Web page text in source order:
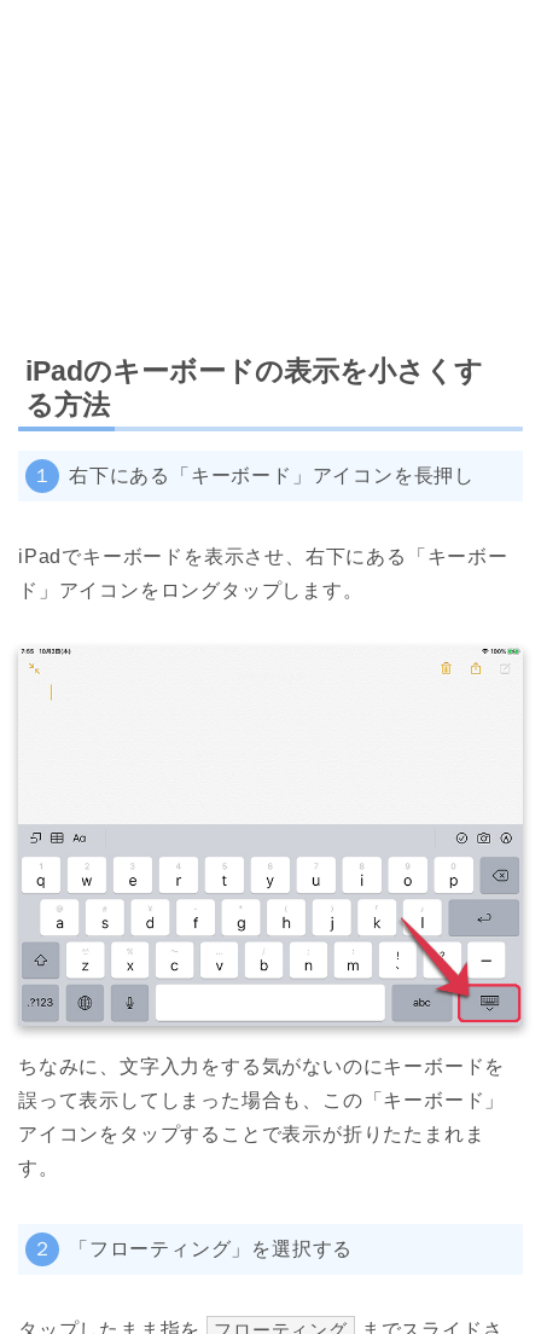
iPadのキーボードの表示を小さくす
る方法
１ 右下にある「キーボード」アイコンを長押し
iPadでキーボードを表示させ、右下にある「キーボー
ド」アイコンをロングタップします。
ちなみに、文字入力をする気がないのにキーボードを
誤って表示してしまった場合も、この「キーボード」
アイコンをタップすることで表示が折りたたまれま
す。
２ 「フローティング」を選択する